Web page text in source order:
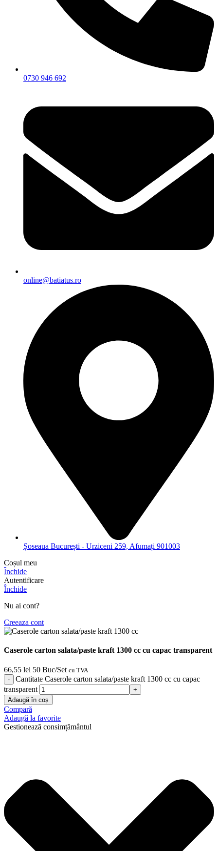
0730 946 692
online@batiatus.ro
Șoseaua București - Urziceni 259, Afumați 901003
Coșul meu
Închide
Autentificare
Închide
Nu ai cont?
Creeaza cont
Caserole carton salata/paste kraft 1300 cc cu capac transparent
66,55 lei 50 Buc/Set cu TVA
Cantitate Caserole carton salata/paste kraft 1300 cc cu capac
transparent
Adaugă în coș
Compară
Adaugă la favorite
Gestionează consimțământul